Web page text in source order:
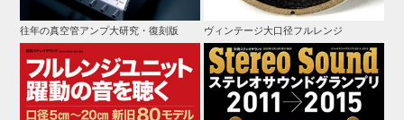
往年の真空管アンプ大研究・復刻版 ヴィンテージ大口径フルレンジ